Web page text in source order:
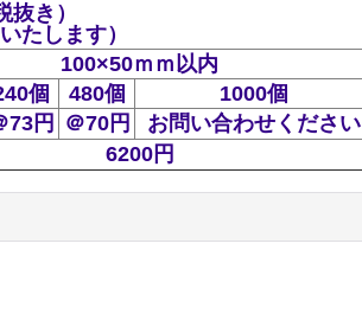
抜き）
たします）
100×50ｍｍ以内
個 480個
1000個
73円 ＠70円
お問い合わせください
6200円